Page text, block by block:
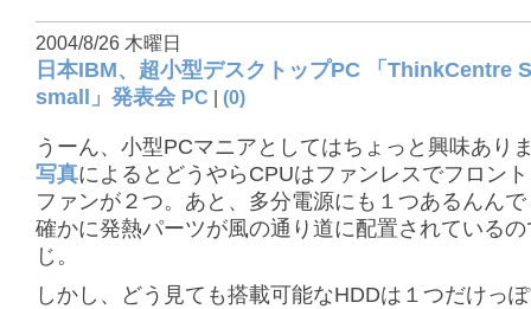
2004/8/26 木曜日
日本IBM、超小型デスクトップPC 「ThinkCentre
small」発表会 PC (0)
うーん、小型PCマニアとしてはちょっと興味あり
写真によるとどうやらCPUはファンレスでフロン
ファンが２つ。あと、多分電源にも１つあるんん
確かに発熱パーツが風の通り道に配置されている
じ。
しかし、どう見ても搭載可能なHDDは１つだけっ